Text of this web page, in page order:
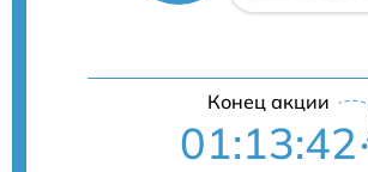
Конец акции
01:13:41